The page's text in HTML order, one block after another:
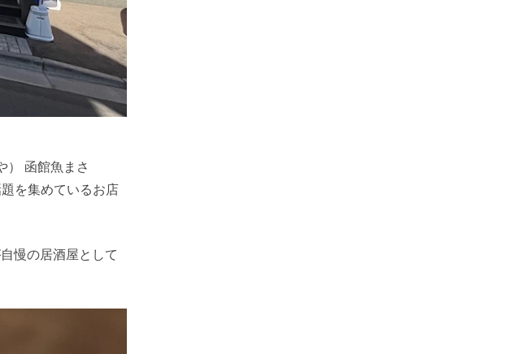
） 函館魚まさ
を集めているお店
慢の居酒屋として